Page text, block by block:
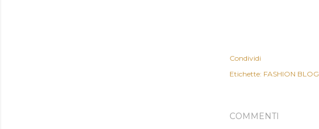
Condividi
Etichette: FASHION BLOG
COMMENTI